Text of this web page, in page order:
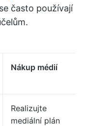
často používají
Nákup médií
Realizujte
mediální plán